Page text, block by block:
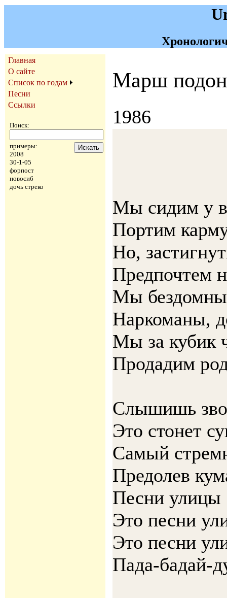
Главная
О сайте
Список по годам
Песни
Ссылки
Поиск:
примеры:
2008
30-1-05
форпост
новосиб
дочь стреко
Марш
1986
Мы сидим у
Портим
Но,
Предпочтем
Мы
Наркоманы,
Мы за кубик
Продадим
Слышишь
Это стонет
Самый
Предолев
Песни улицы
Это песни
Это песни
Пада-бадай-